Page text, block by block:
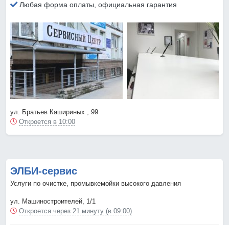
Любая форма оплаты, официальная гарантия
ул. Братьев Кашириных , 99
Откроется в 10:00
ЭЛБИ-сервис
Услуги по очистке, промывкемойки высокого давления
ул. Машиностроителей, 1/1
Откроется через 21 минуту (в 09:00)